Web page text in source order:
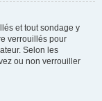
et tout sondage y
verrouillés pour
Selon les
ou non verrouiller